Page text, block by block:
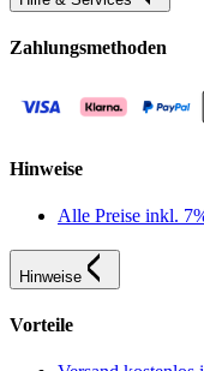
Zahlungsmethoden
Hinweise
Alle Preise inkl.
Hinweise
Vorteile